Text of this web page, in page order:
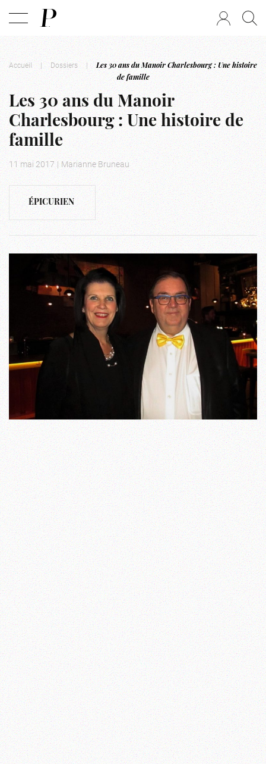
Accueil | Dossiers |
Les 30 ans du Manoir Charlesbourg : Une histoire
de famille
Les 30 ans du Manoir
Charlesbourg : Une histoire de
famille
11 mai 2017 | Marianne Bruneau
ÉPICURIEN